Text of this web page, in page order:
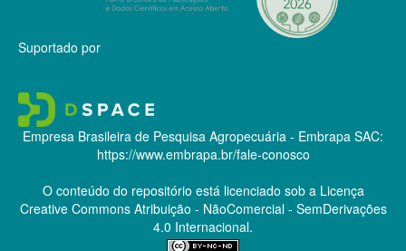
Suportado por
Empresa Brasileira de Pesquisa Agropecuária - Embrapa SAC:
https://www.embrapa.br/fale-conosco
O conteúdo do repositório está licenciado sob a Licença
Creative CommonsAtribuição - NãoComercial - SemDerivações
4.0 Internacional.